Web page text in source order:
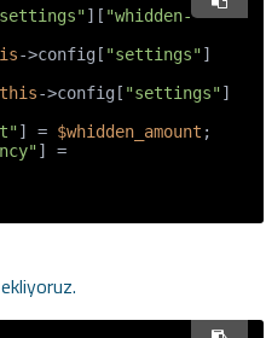
][ "whidden-
->config[ "settings"]
->config[ "settings"]
] = $whidden_amount ;